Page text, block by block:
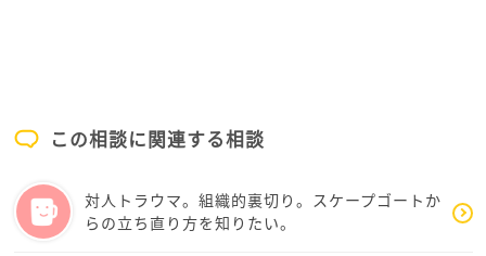
合は、警察を呼ぶなどの対処もしても良いのではない
お母さんの性格は、年齢的にも治るものではないと思
います
この相談に関連する相談
対人トラウマ。組織的裏切り。スケープゴートか
らの立ち直り方を知りたい。